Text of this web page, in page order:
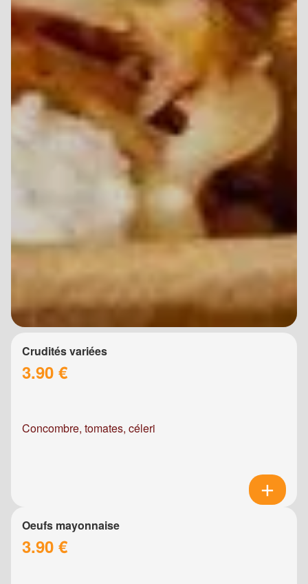
Crudités variées
3.90 €
Concombre, tomates, céleri
Oeufs mayonnaise
3.90 €